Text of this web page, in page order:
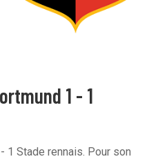
1 - 1
1 Stade rennais. Pour son